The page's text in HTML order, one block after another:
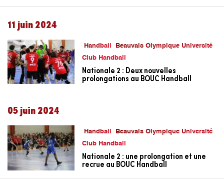
11 juin 2024
Handball
Beauvais Olympique Université
Club Handball
Nationale 2 : Deux nouvelles
prolongations au BOUC Handball
05 juin 2024
Handball
Beauvais Olympique Université
Club Handball
Nationale 2 : une prolongation et une
recrue au BOUC Handball